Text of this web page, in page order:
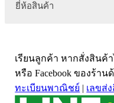
สินค้าขายดี
เครื่องดื่มกาแฟ
ขนาด อกสตรี
ยี่ห้อสินค้า
Blackmores
VitaHealth
Mega we care
เรียนลูกค้า หากสั่งสินค้
หรือ Facebook ของร้า
ทะเบียนพาณิชย์ | เลขส่